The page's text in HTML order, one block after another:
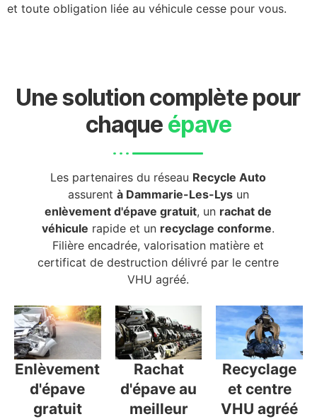
et toute obligation liée au véhicule cesse pour vous.
Une solution complète pour
chaque épave
Les partenaires du réseau Recycle Auto
assurent à Dammarie-Les-Lysun
enlèvement d'épave gratuit, un rachat de
véhicule rapide et un recyclage conforme.
Filière encadrée, valorisation matière et
certificat de destruction délivré par le centre
VHU agréé.
Enlèvement
d'épave
gratuit
Rachat
d'épave au
meilleur
Recyclage
et centre
VHU agréé